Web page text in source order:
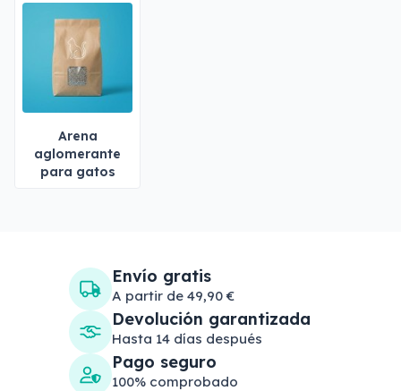
Arena
aglomerante
para gatos
Envío gratis
A partir de 49,90 €
Devolución garantizada
Hasta 14 días después
Pago seguro
100% comprobado